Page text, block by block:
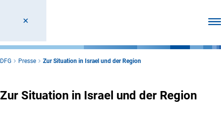
DFG Presse Zur Situation in Israel und der Region
Zur Situation in Israel und der Region